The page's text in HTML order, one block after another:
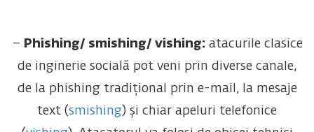
– Phishing/ smishing/ vishing: atacurile clasice
de inginerie socială pot veni prin diverse canale,
de la phishing tradițional prin e-mail, la mesaje
text (smishing) și chiar apeluri telefonice